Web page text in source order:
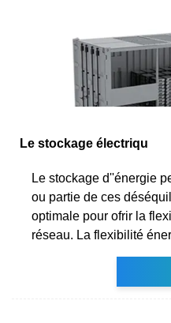
Le stockage électriqu
Le stockage d''énergie
ou partie de ces
optimale pour ofrir la
réseau. La flexibilité